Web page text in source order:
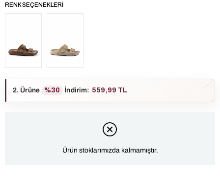
RENK SEÇENEKLERI
2. Ürüne %30 İndirim: 559,99 TL
Ürün stoklarımızda kalmamıştır.